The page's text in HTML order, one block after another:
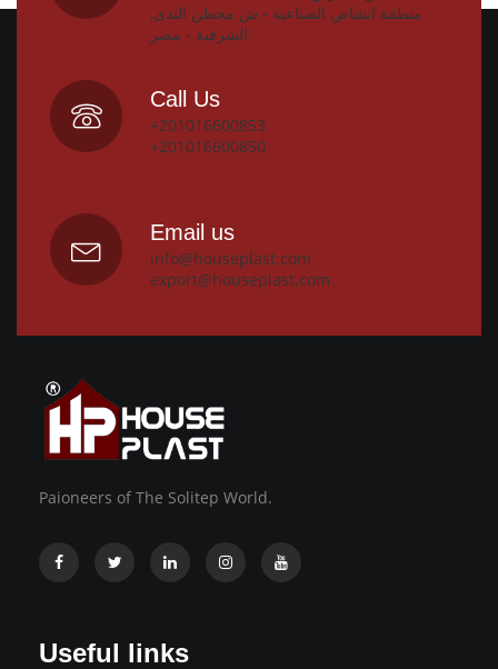
منطقة انشاص الصناعية - ش محطن الندى,
الشرقية - مصر
Call Us
+201016600853
+201016600850
Email us
info@houseplast.com
export@houseplast.com
Paioneers of The Solitep World.
Useful links